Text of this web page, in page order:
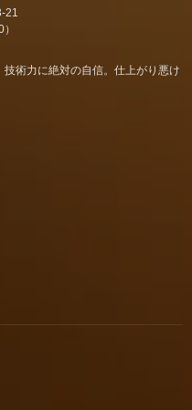
21
術力に絶対の自信。仕上がり悪け